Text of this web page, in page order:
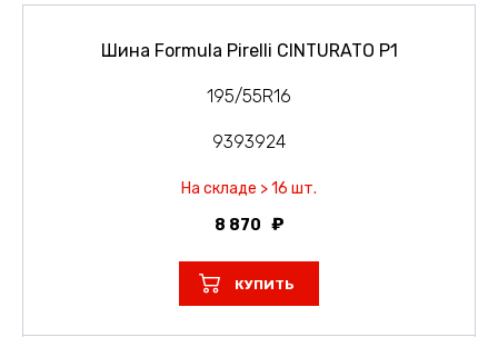
Шина Formula Pirelli CINTURATO P1
195/55R16
9393924
На складе > 16 шт.
8 870
КУПИТЬ